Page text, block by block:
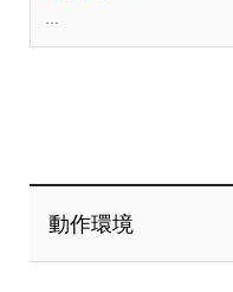
…
動作環境